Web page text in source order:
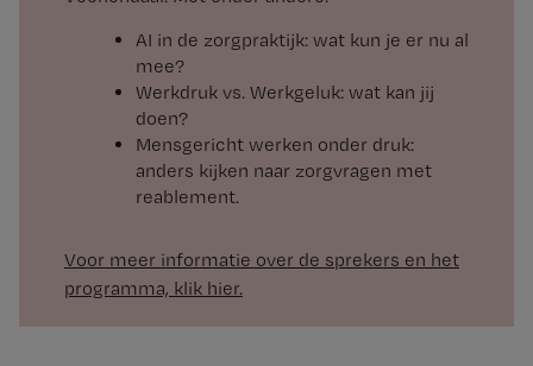
AI in de zorgpraktijk: wat kun je er nu al
mee?
Werkdruk vs. Werkgeluk: wat kan jij
doen?
Mensgericht werken onder druk:
anders kijken naar zorgvragen met
reablement.
Voor meer informatie over de sprekers en het
programma, klik hier.